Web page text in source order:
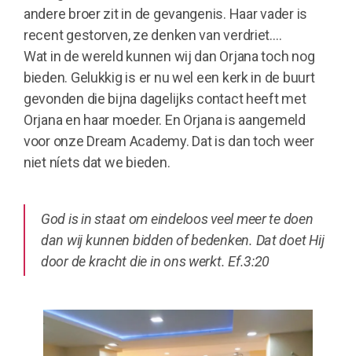
andere broer zit in de gevangenis. Haar vader is
recent gestorven, ze denken van verdriet….
Wat in de wereld kunnen wij dan Orjana toch nog
bieden. Gelukkig is er nu wel een kerk in de buurt
gevonden die bijna dagelijks contact heeft met
Orjana en haar moeder. En Orjana is aangemeld
voor onze Dream Academy. Dat is dan toch weer
niet níets dat we bieden.
God is in staat om eindeloos veel meer te doen
dan wij kunnen bidden of bedenken. Dat doet Hij
door de kracht die in ons werkt. Ef.3:20